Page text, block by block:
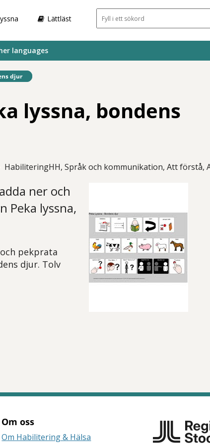
Lättläst Sökfält
languages
djur
lyssna, bondens
HabiliteringHH, Språk och kommunikation, Att
ner och
Peka lyssna,
pekprata
djur. Tolv
Om oss
Om Habilitering & Hälsa